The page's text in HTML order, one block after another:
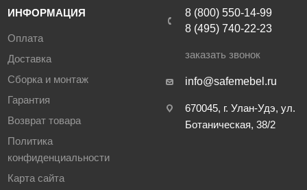
ИНФОРМАЦИЯ
Оплата
Доставка
Сборка и монтаж
Гарантия
Возврат товара
Политика
конфиденциальности
Карта сайта
8 (800) 550-14-99
8 (495) 740-22-23
заказать звонок
info@safemebel.ru
670045, г. Улан-Удэ, ул.
Ботаническая, 38/2